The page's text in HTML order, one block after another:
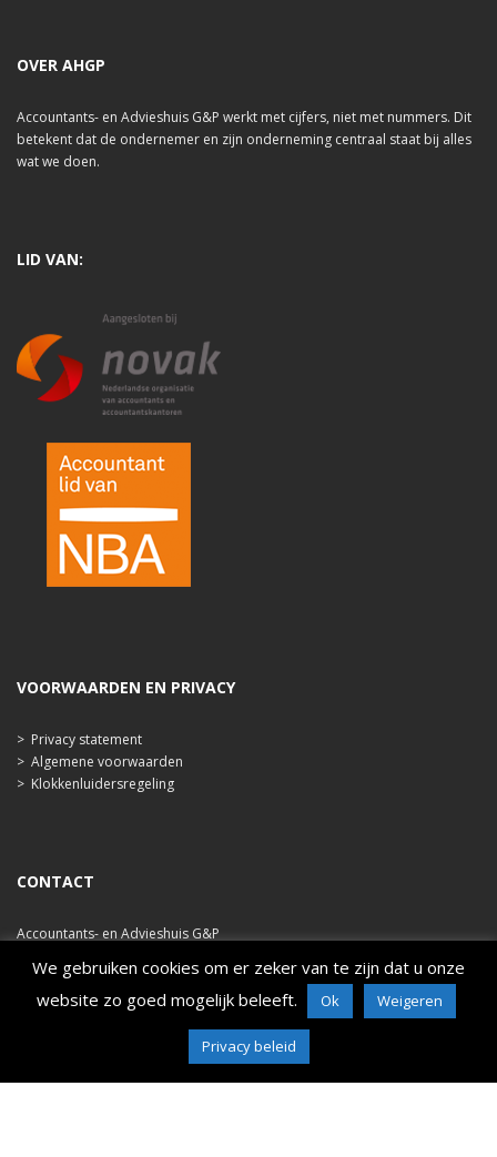
OVER AHGP
Accountants- en Advieshuis G&P werkt met cijfers, niet met nummers. Dit
betekent dat de ondernemer en zijn onderneming centraal staat bij alles
wat we doen.
LID VAN:
VOORWAARDEN EN PRIVACY
> Privacy statement
> Algemene voorwaarden
> Klokkenluidersregeling
CONTACT
Accountants- en Advieshuis G&P
4421 EA Kapelle
tel. 0113 348 786
We gebruiken cookies om er zeker van te zijn dat u onze
website zo goed mogelijk beleeft.
Ok Weigeren
Privacy beleid